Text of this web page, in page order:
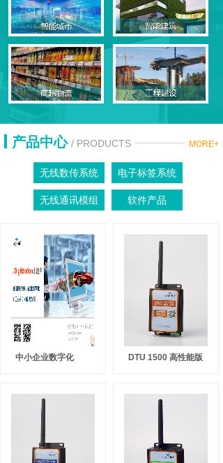
无线数传系统
无线通讯模组 软件产品
中小企业数字化 DTU 1500 高性能版
MORE+
产品中心 / PRODUCTS
电子标签系统